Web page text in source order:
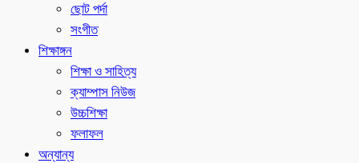
ছোট পর্দা
সংগীত
শিক্ষাঙ্গন
শিক্ষা ও সাহিত্য
ক্যাম্পাস নিউজ
উচ্চশিক্ষা
ফলাফল
অন্যান্য